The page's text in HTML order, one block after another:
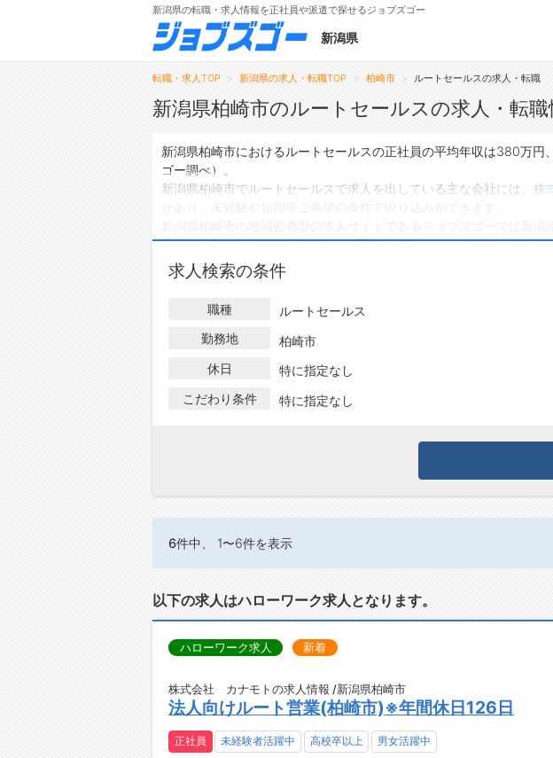
メニュー
トップ
転職支援サー
転職ノウハウ
転職・採用コ
新潟県の転職・求人情報を正社員や派遣で探せるジョブズゴー
新潟県
転職・求人TOP 新潟県の求人・転職TOP 柏崎市 ルートセールスの求人・転職
新潟県柏崎市のルートセールスの求人・転職
新潟県柏崎市におけるルートセールスの正社員の平均年収は380万
ゴー調べ）。
新潟県柏崎市でルートセールスで求人を出している主な会社には、 株
新潟県柏崎市の地域密着型の求人サイトであるジョブズゴーでは新
求人は0件、アルバイト・パートの求人は0件です。
ハローワークにはない求人も多数扱っており、転職だけでなく、第
求人・転職情報を探している方は、ぜひ興味のある職種に応募してみ
求人検索の条件
職種
ルートセールス
勤務地
柏崎市
休日
特に指定なし
こだわり条件
特に指定なし
6件中、 1〜6件を表示
以下の求人はハローワーク求人となります。
ハローワーク求人 新着
株式会社 カナモトの求人情報 /新潟県柏崎市
法人向けルート営業(柏崎市)※年間休日126日
正社員 未経験者活躍中 高校卒以上 男女活躍中